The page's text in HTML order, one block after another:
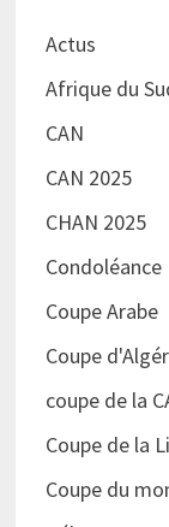
Actus
Afrique du
CAN
CAN 2025
CHAN 2025
Condoléance
Coupe Arabe
Coupe
coupe de la
Coupe de la
Coupe du